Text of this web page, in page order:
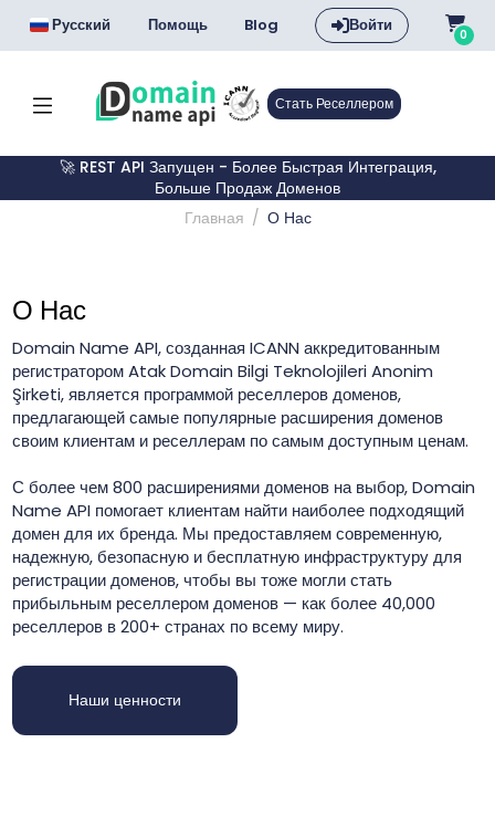
Русский Помощь Blog Войти 0
Стать Реселлером
🚀 REST API Запущен - Более Быстрая Интеграция,
Больше Продаж Доменов
Главная
О Нас
О Нас
Domain Name API, созданная ICANN аккредитованным
регистратором Atak Domain Bilgi Teknolojileri Anonim
Şirketi, является программой реселлеров доменов,
предлагающей самые популярные расширения доменов
своим клиентам и реселлерам по самым доступным ценам.
С более чем 800 расширениями доменов на выбор, Domain
Name API помогает клиентам найти наиболее подходящий
домен для их бренда. Мы предоставляем современную,
надежную, безопасную и бесплатную инфраструктуру для
регистрации доменов, чтобы вы тоже могли стать
прибыльным реселлером доменов — как более 40,000
реселлеров в 200+ странах по всему миру.
Наши ценности